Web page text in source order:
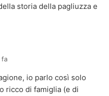
storia della pagliuzza e
fa
io parlo così solo
ricco di famiglia (e di